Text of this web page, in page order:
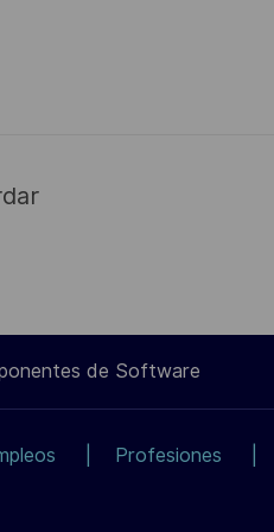
de Software
Profesiones